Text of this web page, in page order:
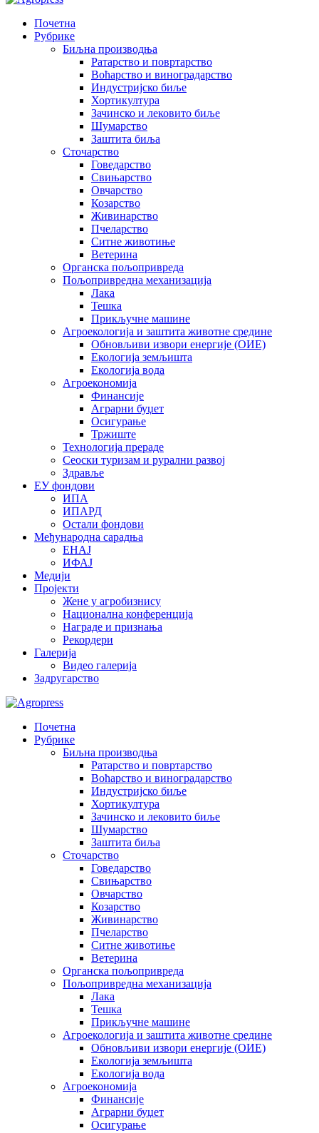
Почетна
Рубрике
Биљна производња
Ратарство и повртарство
Воћарство и виноградарство
Индустријско биље
Хортикултура
Зачинско и лековито биље
Шумарство
Заштита биља
Сточарство
Говедарство
Свињарство
Овчарство
Козарство
Живинарство
Пчеларство
Ситне животиње
Ветерина
Органска пољопривреда
Пољопривредна механизација
Лака
Тешка
Прикључне машине
Агроекологија и заштита животне средине
Обновљиви извори енергије (ОИЕ)
Екологија земљишта
Екологија вода
Агроекономија
Финансије
Аграрни буџет
Осигурање
Тржиште
Технологија прераде
Сеоски туризам и рурални развој
Здравље
ЕУ фондови
ИПА
ИПАРД
Остали фондови
Међународна сарадња
ЕНАЈ
ИФАЈ
Медији
Пројекти
Жене у агробизнису
Национална конференција
Награде и признања
Рекордери
Галерија
Видео галерија
Задругарство
Почетна
Рубрике
Биљна производња
Ратарство и повртарство
Воћарство и виноградарство
Индустријско биље
Хортикултура
Зачинско и лековито биље
Шумарство
Заштита биља
Сточарство
Говедарство
Свињарство
Овчарство
Козарство
Живинарство
Пчеларство
Ситне животиње
Ветерина
Органска пољопривреда
Пољопривредна механизација
Лака
Тешка
Прикључне машине
Агроекологија и заштита животне средине
Обновљиви извори енергије (ОИЕ)
Екологија земљишта
Екологија вода
Агроекономија
Финансије
Аграрни буџет
Осигурање